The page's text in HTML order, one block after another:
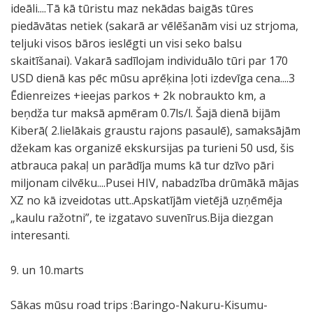
ideāli....Tā kā tūristu maz nekādas baigās tūres
piedāvātas netiek (sakarā ar vēlēšanām visi uz strjoma,
teljuki visos bāros ieslēgti un visi seko balsu
skaitīšanai). Vakarā sadīlojam individuālo tūri par 170
USD dienā kas pēc mūsu aprēķina ļoti izdevīga cena....3
Ēdienreizes +ieejas parkos + 2k nobraukto km, a
beņdža tur maksā apmēram 0.7ls/l. Šajā dienā bijām
Kiberā( 2.lielākais graustu rajons pasaulē), samaksājām
džekam kas organizē ekskursijas pa turieni 50 usd, šis
atbrauca pakaļ un parādīja mums kā tur dzīvo pāri
miljonam cilvēku....Pusei HIV, nabadzība drūmākā mājas
XZ no kā izveidotas utt..Apskatījām vietējā uzņēmēja
„kaulu ražotni”, te izgatavo suvenīrus.Bija diezgan
interesanti.
9. un 10.marts
Sākas mūsu road trips :Baringo-Nakuru-Kisumu-